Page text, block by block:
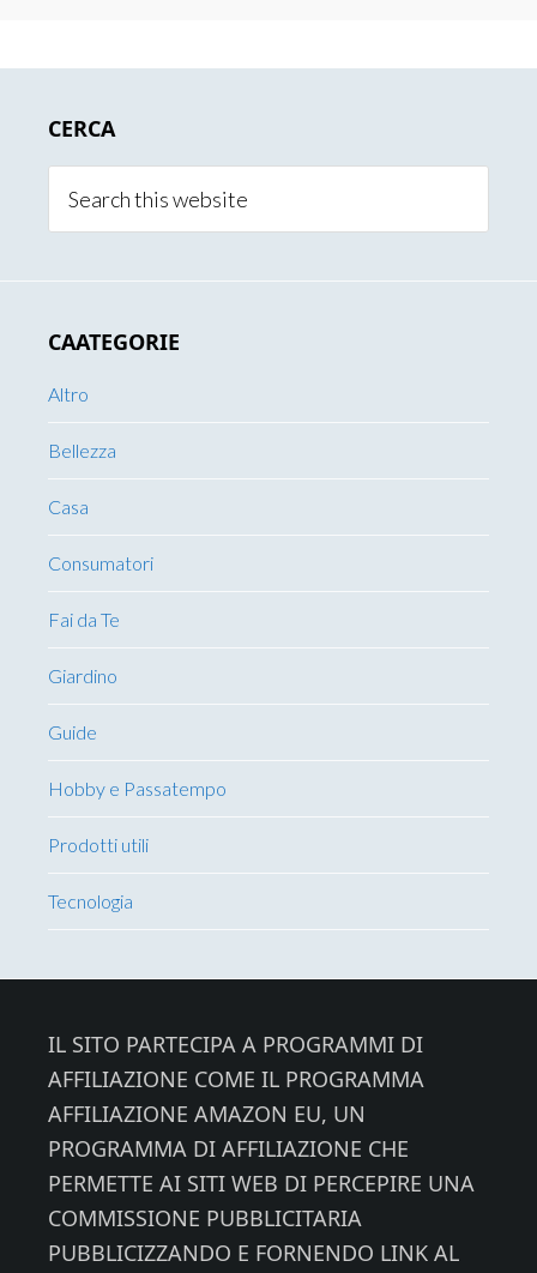
Sidebar
CERCA
this
CAATEGORIE
Altro
Bellezza
Casa
Consumatori
Fai da Te
Giardino
Guide
Hobby e Passatempo
Prodotti utili
Tecnologia
IL SITO PARTECIPA A PROGRAMMI DI
AFFILIAZIONE COME IL PROGRAMMA
AFFILIAZIONE AMAZON EU, UN
PROGRAMMA DI AFFILIAZIONE CHE
PERMETTE AI SITI WEB DI PERCEPIRE UNA
COMMISSIONE PUBBLICITARIA
PUBBLICIZZANDO E FORNENDO LINK AL